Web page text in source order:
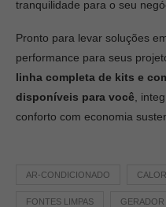
tranquilidade para o seu
Pronto para levar soluções
performance para seus
linha completa de kits e
disponíveis para você ,
conforto com economia
AR-CONDICIONADO CALOR
FONTES LIMPAS